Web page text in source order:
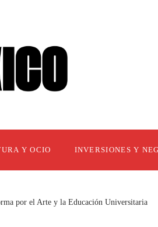
Y OCIO INVERSIONES Y
por el Arte y la Educación Universitaria